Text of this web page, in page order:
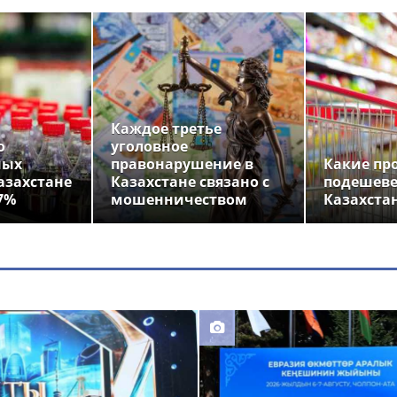
Каждое третье
уголовное
правонарушение в
Казахстане связано с
мошенничеством
Какие